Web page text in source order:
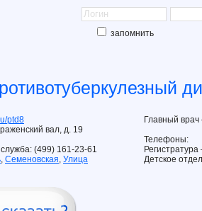
ptd8
вал, д. 19
(499) 161-23-61
, Семеновская, Улица
Главный
Телефоны:
Детское
запомнить